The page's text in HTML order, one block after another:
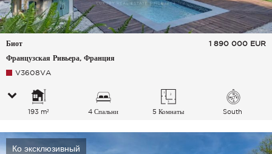
Биот
Французская Ривьера, Франция
1 890 000 EUR
V3608VA
193 m² 4 Спальни 5 Комнаты South
Ко эксклюзивный